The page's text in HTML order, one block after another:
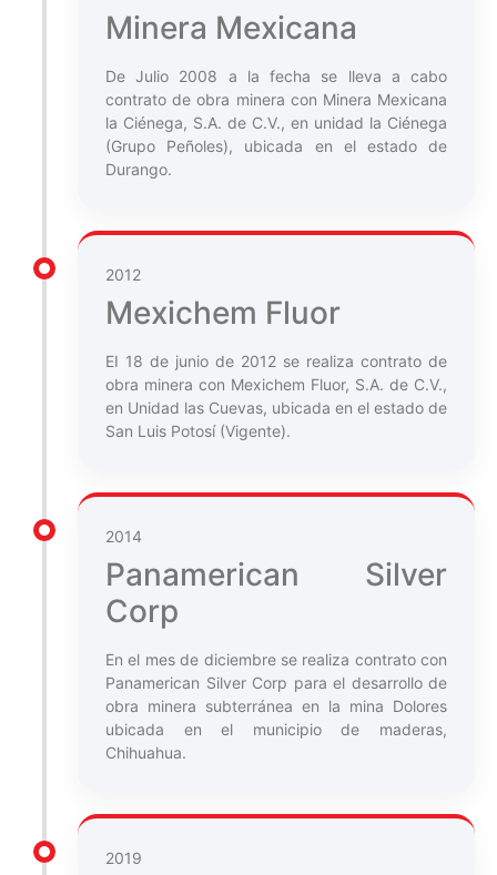
Minera Mexicana
De Julio 2008 a la fecha se lleva a cabo
contrato de obra minera con Minera Mexicana
la Ciénega, S.A. de C.V., en unidad la Ciénega
(Grupo Peñoles), ubicada en el estado de
Durango.
2012
Mexichem Fluor
EI 18 de junio de 2012 se realiza contrato de
obra minera con Mexichem Fluor, S.A. de C.V.,
en Unidad las Cuevas, ubicada en el estado de
San Luis Potosí (Vigente).
2014
Panamerican Silver
Corp
En el mes de diciembre se realiza contrato con
Panamerican Silver Corp para el desarrollo de
obra minera subterránea en la mina Dolores
ubicada en el municipio de maderas,
Chihuahua.
2019